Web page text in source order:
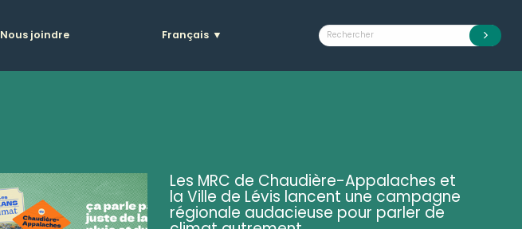
Nous joindre Français ▼
Les MRC de Chaudière-Appalaches et
la Ville de Lévis lancent une campagne
régionale audacieuse pour parler de